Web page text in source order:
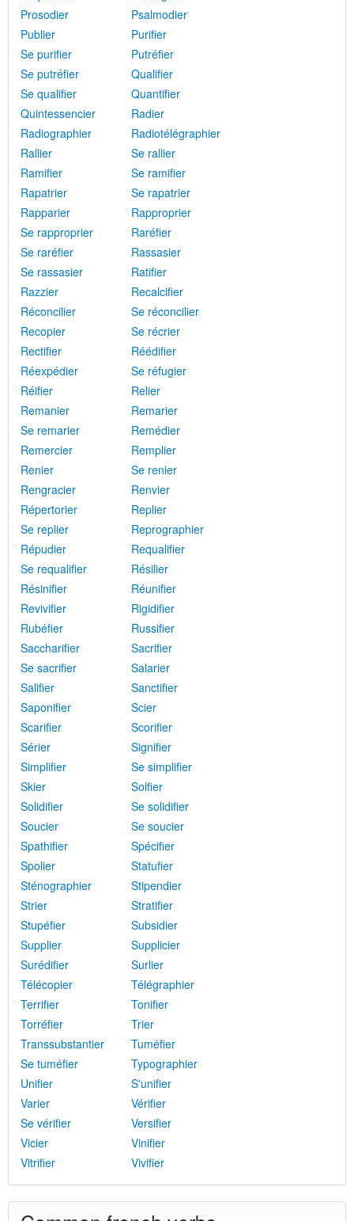
Prosodier
Psalmodier
Publier
Purifier
Se purifier
Putréfier
Se putréfier
Qualifier
Se qualifier
Quantifier
Quintessencier
Radier
Radiographier
Radiotélégraphier
Rallier
Se rallier
Ramifier
Se ramifier
Rapatrier
Se rapatrier
Rapparier
Rapproprier
Se rapproprier
Raréfier
Se raréfier
Rassasier
Se rassasier
Ratifier
Razzier
Recalcifier
Réconcilier
Se réconcilier
Recopier
Se récrier
Rectifier
Réédifier
Réexpédier
Se réfugier
Réifier
Relier
Remanier
Remarier
Se remarier
Remédier
Remercier
Remplier
Renier
Se renier
Rengracier
Renvier
Répertorier
Replier
Se replier
Reprographier
Répudier
Requalifier
Se requalifier
Résilier
Résinifier
Réunifier
Revivifier
Rigidifier
Rubéfier
Russifier
Saccharifier
Sacrifier
Se sacrifier
Salarier
Salifier
Sanctifier
Saponifier
Scier
Scarifier
Scorifier
Sérier
Signifier
Simplifier
Se simplifier
Skier
Solfier
Solidifier
Se solidifier
Soucier
Se soucier
Spathifier
Spécifier
Spolier
Statufier
Sténographier
Stipendier
Strier
Stratifier
Stupéfier
Subsidier
Supplier
Supplicier
Surédifier
Surlier
Télécopier
Télégraphier
Terrifier
Tonifier
Torréfier
Trier
Transsubstantier
Tuméfier
Se tuméfier
Typographier
Unifier
S'unifier
Varier
Vérifier
Se vérifier
Versifier
Vicier
Vinifier
Vitrifier
Vivifier